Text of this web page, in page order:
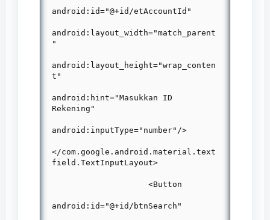
android:id="@+id/etAccountId"
android:layout_width="match_parent
"
android:layout_height="wrap_conten
t"
android:hint="Masukkan ID
Rekening"
android:inputType="number"/>
</com.google.android.material.text
field.TextInputLayout>
android:id="@+id/btnSearch"